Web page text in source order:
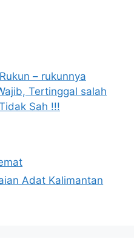
– rukunnya
Tertinggal salah
Sah !!!
Adat Kalimantan